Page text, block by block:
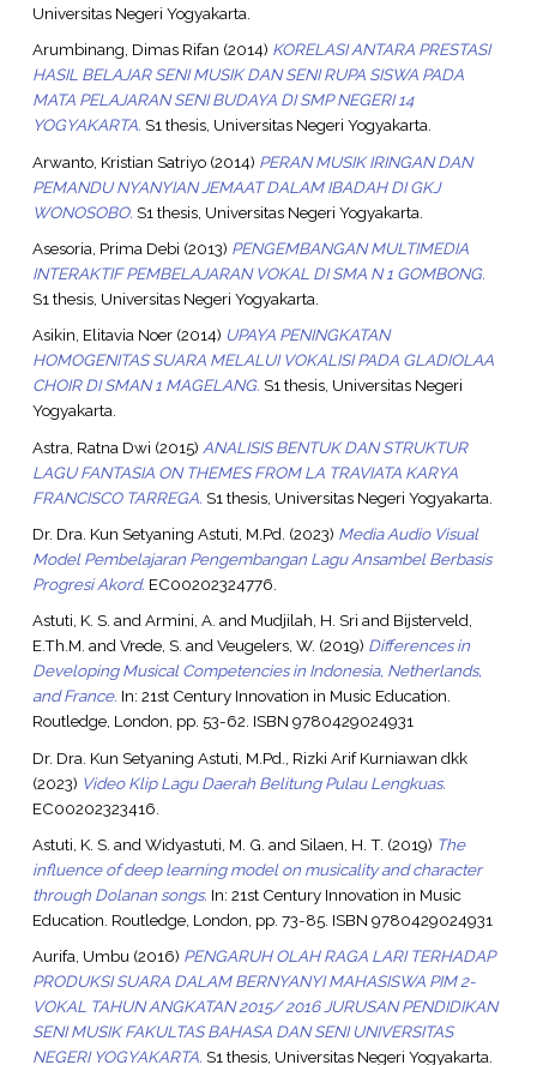
Universitas Negeri Yogyakarta.
Arumbinang, Dimas Rifan (2014) KORELASI ANTARA PRESTASI
HASIL BELAJAR SENI MUSIK DAN SENI RUPA SISWA PADA
MATA PELAJARAN SENI BUDAYA DI SMP NEGERI 14
YOGYAKARTA. S1 thesis, Universitas Negeri Yogyakarta.
Arwanto, Kristian Satriyo(2014) PERAN MUSIK IRINGAN DAN
PEMANDU NYANYIAN JEMAAT DALAM IBADAH DI GKJ
WONOSOBO. S1 thesis, Universitas Negeri Yogyakarta.
Asesoria, Prima Debi (2013) PENGEMBANGAN MULTIMEDIA
INTERAKTIF PEMBELAJARAN VOKAL DI SMA N 1 GOMBONG.
S1 thesis, Universitas Negeri Yogyakarta.
Asikin, Elitavia Noer(2014) UPAYA PENINGKATAN
HOMOGENITAS SUARA MELALUI VOKALISI PADA GLADIOLAA
CHOIR DI SMAN 1 MAGELANG. S1 thesis, Universitas Negeri
Yogyakarta.
Astra, Ratna Dwi (2015) ANALISIS BENTUK DAN STRUKTUR
LAGU FANTASIA ON THEMES FROM LA TRAVIATA KARYA
FRANCISCO TARREGA. S1 thesis, Universitas Negeri Yogyakarta.
Dr. Dra. Kun Setyaning Astuti, M.Pd. (2023) Media Audio Visual
Model Pembelajaran Pengembangan Lagu Ansambel Berbasis
Progresi Akord. EC00202324776.
Astuti, K. S. andArmini, A. and Mudjilah, H. Sri and Bijsterveld,
E.Th.M. andVrede, S. andVeugelers, W. (2019) Differences in
Developing Musical Competencies in Indonesia, Netherlands,
and France. In: 21st Century Innovation in Music Education.
Routledge, London, pp. 53-62. ISBN 9780429024931
Dr. Dra. Kun Setyaning Astuti, M.Pd., Rizki Arif Kurniawan dkk
(2023) Video Klip Lagu Daerah Belitung Pulau Lengkuas.
EC00202323416.
Astuti, K. S. and Widyastuti, M. G. and Silaen, H. T. (2019) The
influence of deep learning model on musicality and character
through Dolanan songs. In: 21st Century Innovation in Music
Education. Routledge, London, pp. 73-85. ISBN 9780429024931
Aurifa, Umbu(2016) PENGARUH OLAH RAGA LARI TERHADAP
PRODUKSI SUARA DALAM BERNYANYI MAHASISWA PIM 2-
VOKAL TAHUN ANGKATAN 2015/ 2016 JURUSAN PENDIDIKAN
SENI MUSIK FAKULTAS BAHASA DAN SENI UNIVERSITAS
NEGERI YOGYAKARTA. S1 thesis, Universitas Negeri Yogyakarta.